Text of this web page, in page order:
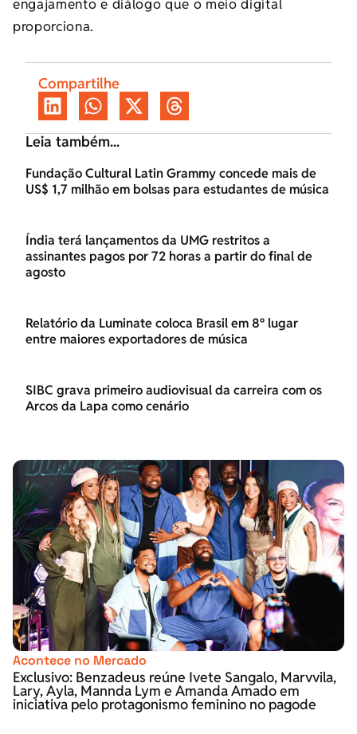
engajamento e diálogo que o meio digital
proporciona.
Compartilhe
Leia também...
Fundação Cultural Latin Grammy concede mais de
US$ 1,7 milhão em bolsas para estudantes de música
Índia terá lançamentos da UMG restritos a
assinantes pagos por 72 horas a partir do final de
agosto
Relatório da Luminate coloca Brasil em 8º lugar
entre maiores exportadores de música
SIBC grava primeiro audiovisual da carreira com os
Arcos da Lapa como cenário
Acontece no Mercado
Exclusivo: Benzadeus reúne Ivete Sangalo, Marvvila,
Lary, Ayla, Mannda Lym e Amanda Amado em
iniciativa pelo protagonismo feminino no pagode